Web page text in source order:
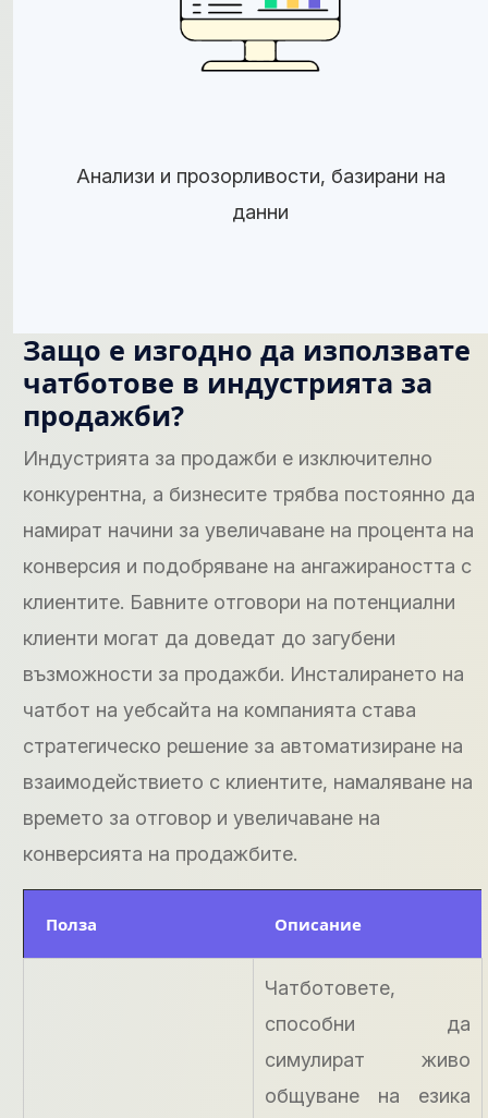
Анализи и прозорливости, базирани на
данни
Защо е изгодно да използвате
чатботове в индустрията за
продажби?
Индустрията за продажби е изключително
конкурентна, а бизнесите трябва постоянно да
намират начини за увеличаване на процента на
конверсия и подобряване на ангажираността с
клиентите. Бавните отговори на потенциални
клиенти могат да доведат до загубени
възможности за продажби. Инсталирането на
чатбот на уебсайта на компанията става
стратегическо решение за автоматизиране на
взаимодействието с клиентите, намаляване на
времето за отговор и увеличаване на
конверсията на продажбите.
Полза Описание
Чатботовете,
способни да
симулират живо
общуване на езика